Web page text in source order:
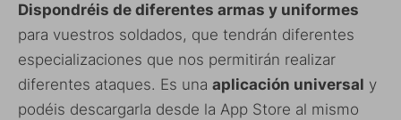
Dispondréis de diferentes armas y uniformes
para vuestros soldados, que tendrán diferentes
especializaciones que nos permitirán realizar
diferentes ataques. Es una aplicación universal y
podéis descargarla desde la App Store al mismo